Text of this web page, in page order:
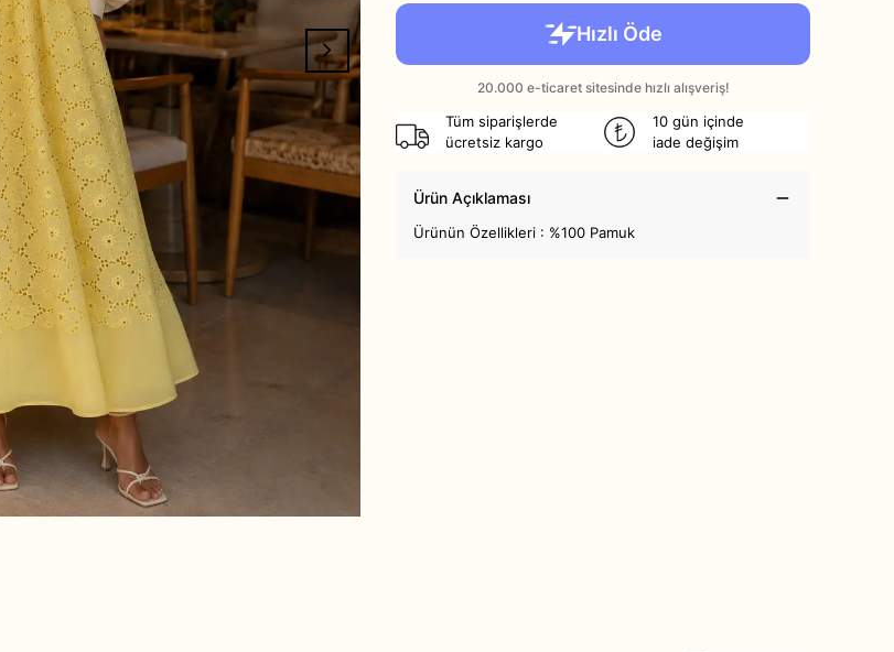
Tüm siparişlerde
ücretsiz kargo
10 gün içinde
iade değişim
Ürün Açıklaması
Ürünün Özellikleri : %100 Pamuk